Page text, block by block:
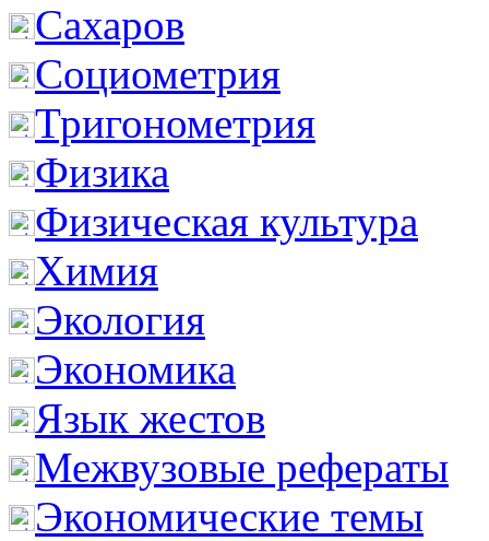
Сахаров
Социометрия
Тригонометрия
Физика
Физическая культура
Химия
Экология
Экономика
Язык жестов
Межвузовые рефераты
Экономические темы